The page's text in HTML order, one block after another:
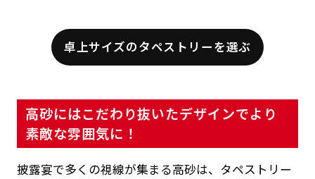
卓上サイズのタペストリーを選ぶ
高砂にはこだわり抜いたデザインでより
素敵な雰囲気に！
披露宴で多くの視線が集まる高砂は、タペストリー